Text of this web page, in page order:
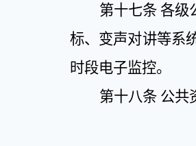
第十七条 各级
标、变声对讲等系
时段电子监控。
第十八条 公共